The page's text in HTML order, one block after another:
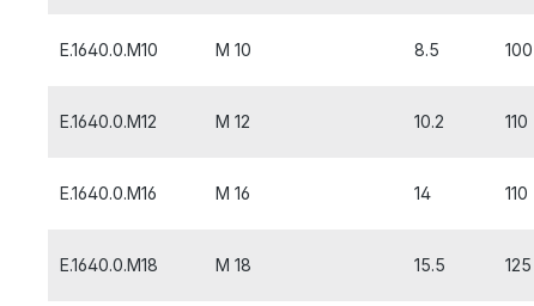
E.1640.0.M10 M 10 8.5 100
E.1640.0.M12 M 12 10.2 110
E.1640.0.M16 M 16 14 110
E.1640.0.M18 M 18 15.5 125